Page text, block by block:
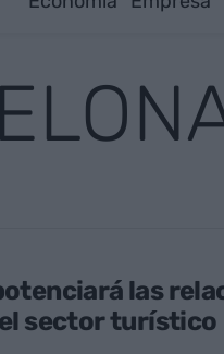
las
sector turístico